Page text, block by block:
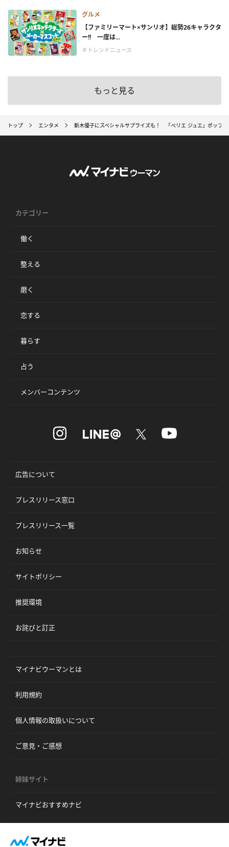
グルメ
【ファミリーマート×サンリオ】総勢26キャラクタ
ー!! 一度は...
＃トレンドニュース
もっと見る
トップ エンタメ 新木優子にスペシャルサプライズも！ 「ペリエ ジュエ」ポップ
カテゴリー
働く
整える
磨く
恋する
暮らす
占う
メンバーコンテンツ
広告について
プレスリリース窓口
プレスリリース一覧
お知らせ
サイトポリシー
推奨環境
お詫びと訂正
マイナビウーマンとは
利用規約
個人情報の取扱いについて
ご意見・ご感想
姉妹サイト
マイナビおすすめナビ